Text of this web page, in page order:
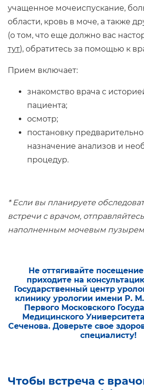
учащенное мочеиспускание,
области, кровь в моче, а также
(о том, что еще должно вас
тут), обратитесь за помощью к
Прием включает:
знакомство врача с
пациента;
осмотр;
постановку
назначение анализов и
процедур.
* Если вы планируете
встречи с врачом,
наполненным мочевым
Не оттягивайте
приходите на
Государственный центр
клинику урологии имени Р.
Первого Московского
Медицинского
Сеченова. Доверьте свое
специалисту!
Чтобы встреча с